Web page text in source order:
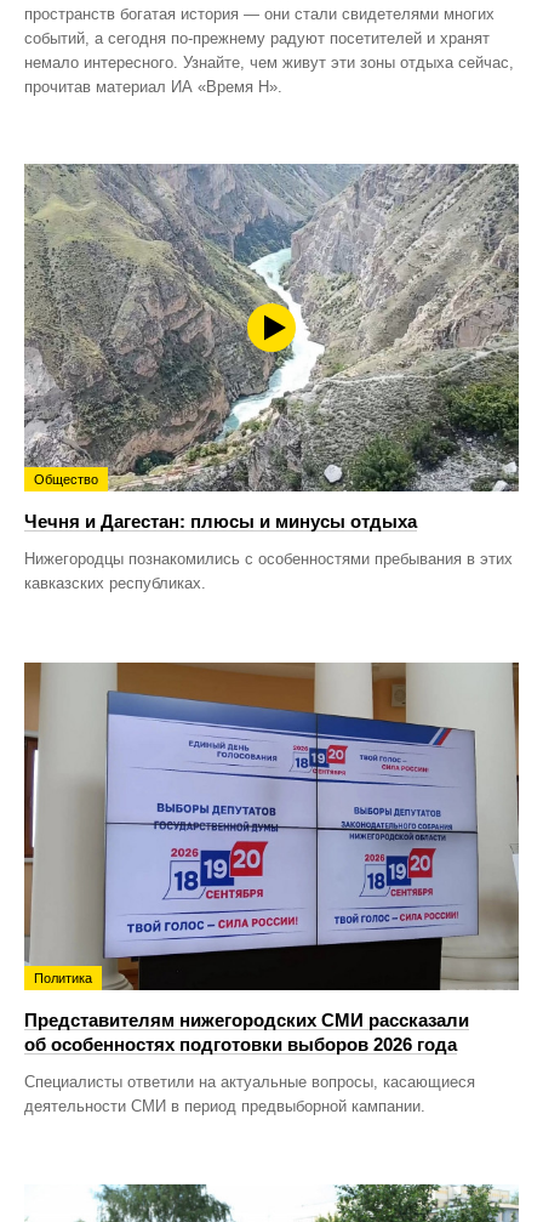
пространств богатая история — они стали свидетелями многих
событий, а сегодня по‑прежнему радуют посетителей и хранят
немало интересного. Узнайте, чем живут эти зоны отдыха сейчас,
прочитав материал ИА «Время Н».
Общество
Чечня и Дагестан: плюсы и минусы отдыха
Нижегородцы познакомились с особенностями пребывания в этих
кавказских республиках.
Политика
Представителям нижегородских СМИ рассказали
об особенностях подготовки выборов 2026 года
Специалисты ответили на актуальные вопросы, касающиеся
деятельности СМИ в период предвыборной кампании.